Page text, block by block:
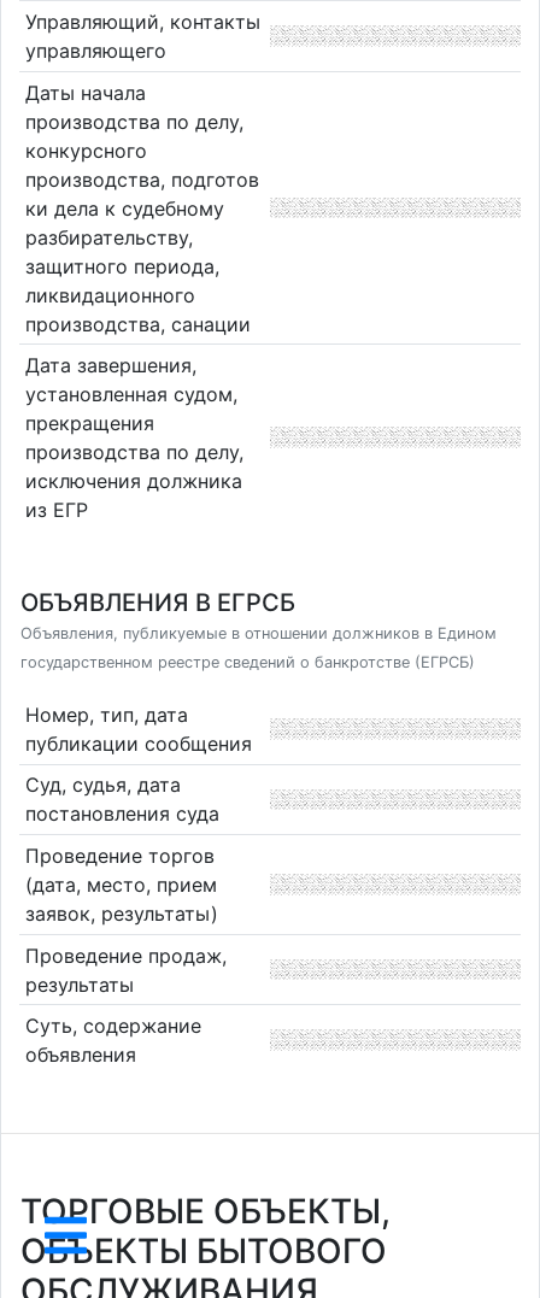
Управляющий, контакты
управляющего
Даты начала
производства по делу,
конкурсного
производства, подготов
ки дела к судебному
разбирательству,
защитного периода,
ликвидационного
производства, санации
Дата завершения,
установленная судом,
прекращения
производства по делу,
исключения должника
из ЕГР
ОБЪЯВЛЕНИЯ В ЕГРСБ
Объявления, публикуемые в отношении должников в Едином
государственном реестре сведений о банкротстве (ЕГРСБ)
Номер, тип, дата
публикации сообщения
Суд, судья, дата
постановления суда
Проведение торгов
(дата, место, прием
заявок, результаты)
Проведение продаж,
результаты
Суть, содержание
объявления
ТОРГОВЫЕ ОБЪЕКТЫ,
ОБЪЕКТЫ БЫТОВОГО